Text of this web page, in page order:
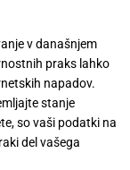
v današnjem
praks lahko
napadov.
stanje
so vaši podatki na
del vašega